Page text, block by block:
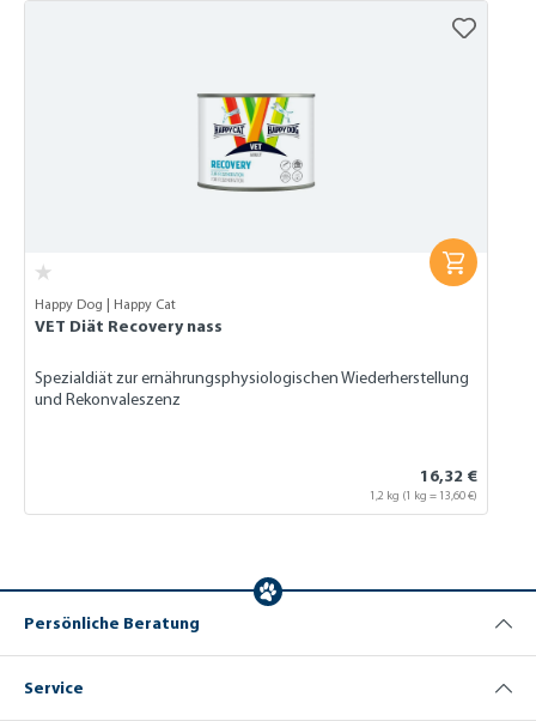
Happy Dog | Happy Cat
VET Diät Recovery nass
Spezialdiät zur ernährungsphysiologischen Wiederherstellung
und Rekonvaleszenz
16,32 €
1,2 kg (1 kg = 13,60 €)
Persönliche Beratung
Service